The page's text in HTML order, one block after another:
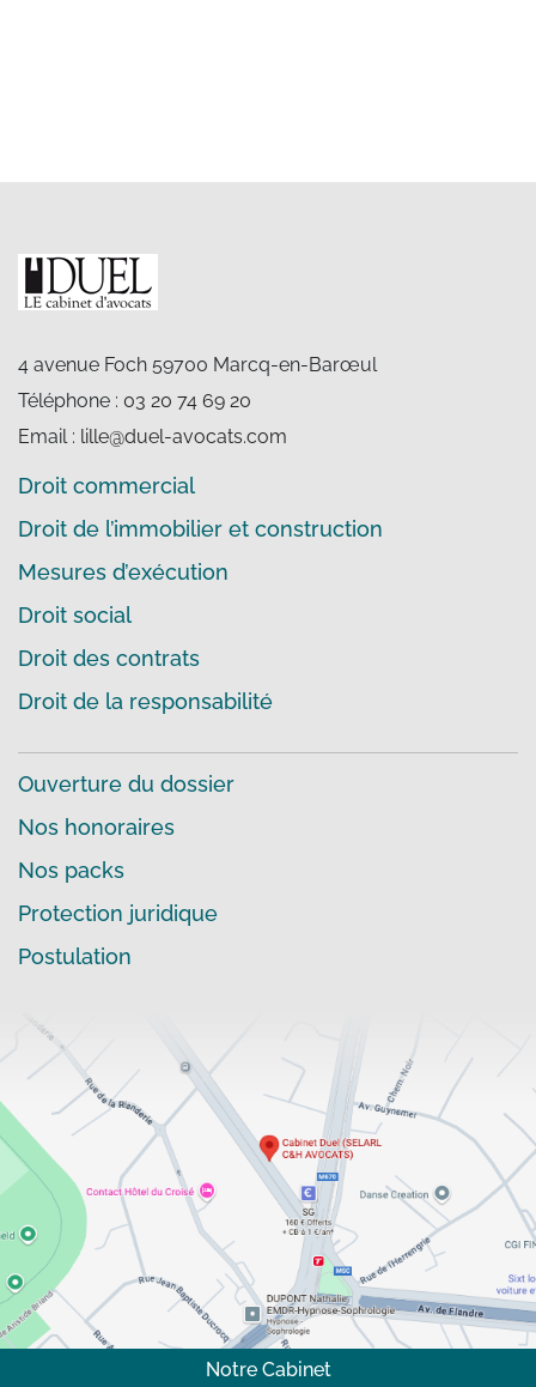
4 avenue Foch 59700 Marcq-en-Barœul
Téléphone : 03 20 74 69 20
Email : lille@duel-avocats.com
Droit commercial
Droit de l’immobilier et construction
Mesures d’exécution
Droit social
Droit des contrats
Droit de la responsabilité
Ouverture du dossier
Nos honoraires
Nos packs
Protection juridique
Postulation
Notre Cabinet